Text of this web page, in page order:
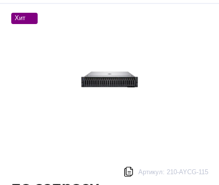
Хит
Артикул: 210-AYCG-115